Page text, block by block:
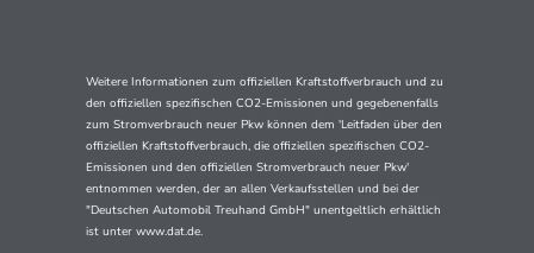
Weitere Informationen zum offiziellen Kraftstoffverbrauch und zu
den offiziellen spezifischen CO2-Emissionen und gegebenenfalls
zum Stromverbrauch neuer Pkw können dem 'Leitfaden über den
offiziellen Kraftstoffverbrauch, die offiziellen spezifischen CO2-
Emissionen und den offiziellen Stromverbrauch neuer Pkw'
entnommen werden, der an allen Verkaufsstellen und bei der
"Deutschen Automobil Treuhand GmbH" unentgeltlich erhältlich
ist unter www.dat.de.